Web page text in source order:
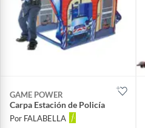
GAME POWER
Carpa Estación de Policía
Por FALABELLA